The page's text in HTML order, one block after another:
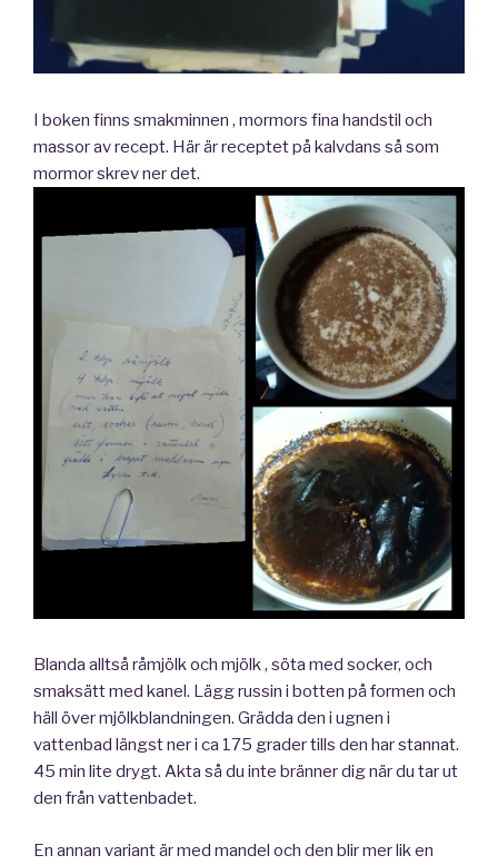
I boken finns smakminnen , mormors fina handstil och
massor av recept. Här är receptet på kalvdans så som
mormor skrev ner det.
Blanda alltså råmjölk och mjölk , söta med socker, och
smaksätt med kanel. Lägg russin i botten på formen och
häll över mjölkblandningen. Grädda den i ugnen i
vattenbad längst ner i ca 175 grader tills den har stannat.
45 min lite drygt. Akta så du inte bränner dig när du tar ut
den från vattenbadet.
En annan variant är med mandel och den blir mer lik en